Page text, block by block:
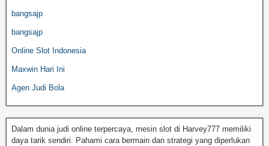
bangsajp
bangsajp
Online Slot Indonesia
Maxwin Hari Ini
Agen Judi Bola
Dalam dunia judi online terpercaya, mesin slot di Harvey777 memiliki
daya tarik sendiri. Pahami cara bermain dan strategi yang diperlukan